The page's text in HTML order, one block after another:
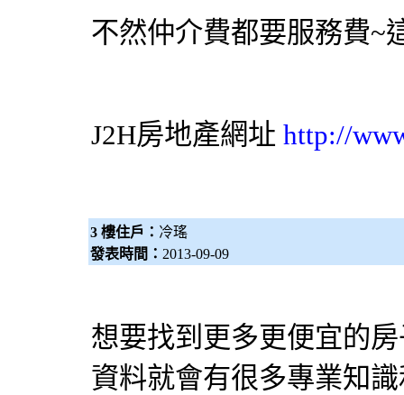
不然仲介費都要服務費~
J2H房地產網址 http://
3 樓住戶： 冷瑤
發表時間： 2013-09-09
想要找到更多更便宜的
資料就會有很多專業知